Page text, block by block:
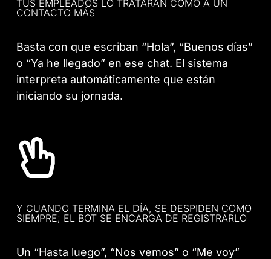
TUS EMPLEADOS LO TRATARÁN COMO A UN
CONTACTO MÁS
Basta con que escriban “Hola”, “Buenos días”
o “Ya he llegado” en ese chat. El sistema
interpreta automáticamente que están
iniciando su jornada.
Y CUANDO TERMINA EL DÍA, SE DESPIDEN COMO
SIEMPRE; EL BOT SE ENCARGA DE REGISTRARLO
Un “Hasta luego”, “Nos vemos” o “Me voy”